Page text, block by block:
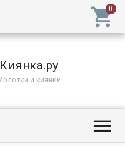

Киянка.ру
и киянки
